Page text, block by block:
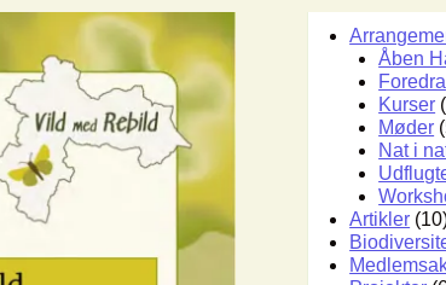
Åben
Kurser
Møder
Nat i
Artikler